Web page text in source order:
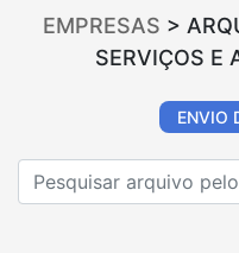
EMPRESAS >
SERVIÇOS E
ENVIO